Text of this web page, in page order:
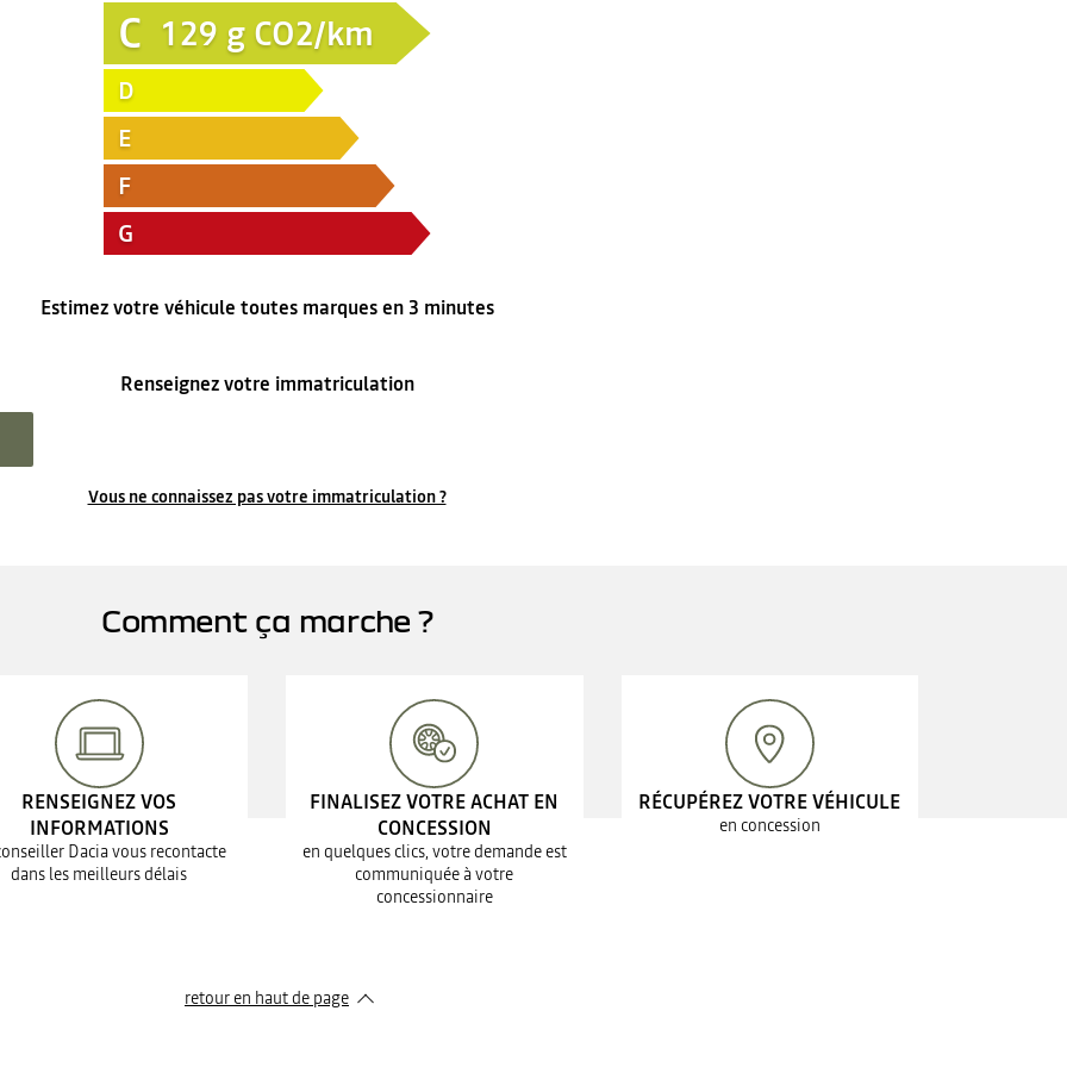
C 129 g CO2/km
D
E
F
G
Estimez votre véhicule toutes marques en 3 minutes
Renseignez votre immatriculation
Vous ne connaissez pas votre immatriculation ?
Comment ça marche ?
RENSEIGNEZ VOS
INFORMATIONS
Dacia vous recontacte
dans les meilleurs délais
FINALISEZ VOTRE ACHAT EN
CONCESSION
en quelques clics, votre demande est
communiquée à votre
concessionnaire
RÉCUPÉREZ VOTRE VÉHICULE
en concession
retour en haut de page​